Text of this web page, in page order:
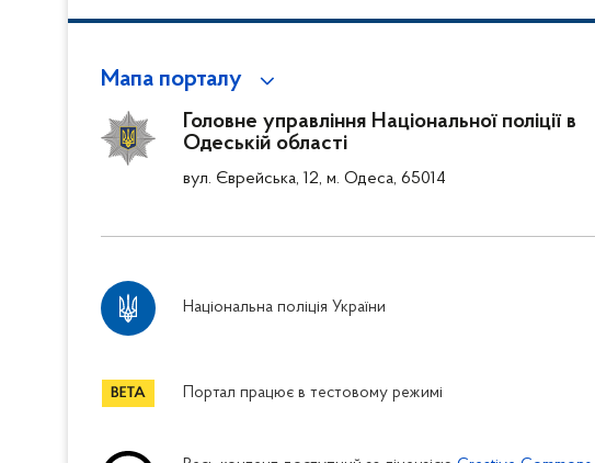
Мапа порталу
Головне управління Національної поліції в
Одеській області
вул. Єврейська, 12, м. Одеса, 65014
Національна поліція України
Портал працює в тестовому режимі